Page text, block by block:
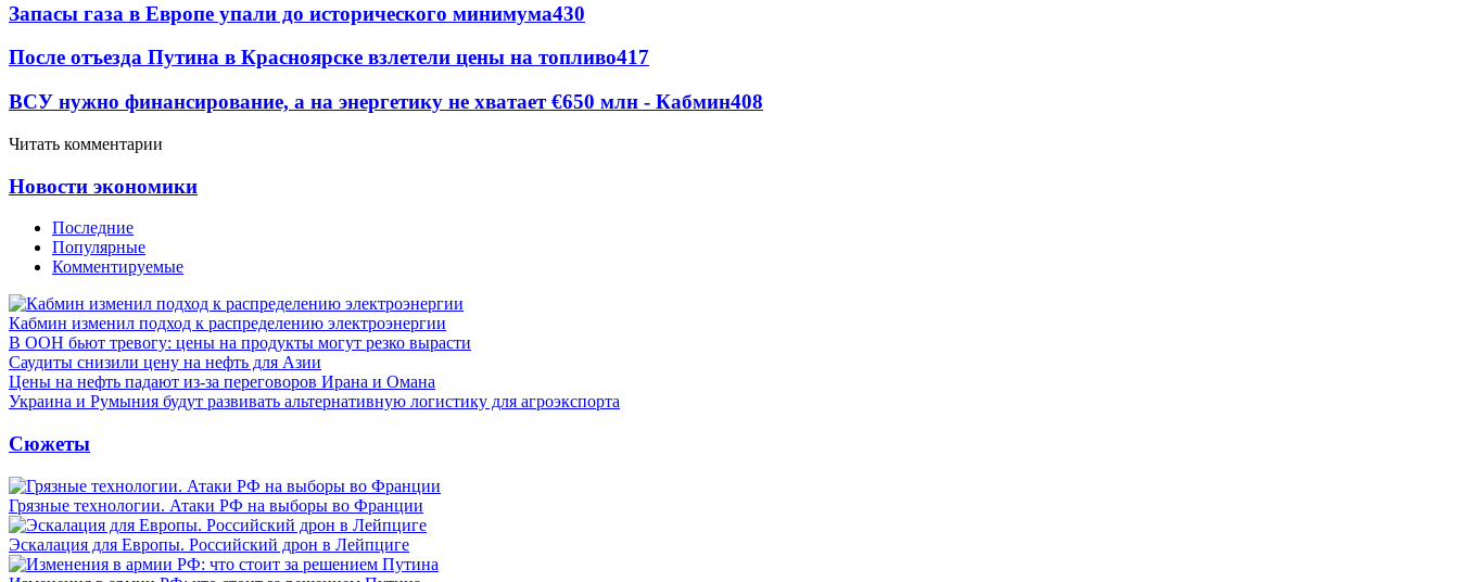
Запасы газа в Европе упали до исторического минимума430
После отъезда Путина в Красноярске взлетели цены на топливо417
ВСУ нужно финансирование, а на энергетику не хватает €650 млн - Кабмин408
Читать комментарии
Новости экономики
Последние
Популярные
Комментируемые
Кабмин изменил подход к распределению электроэнергии
В ООН бьют тревогу: цены на продукты могут резко вырасти
Саудиты снизили цену на нефть для Азии
Цены на нефть падают из-за переговоров Ирана и Омана
Украина и Румыния будут развивать альтернативную логистику для агроэкспорта
Сюжеты
Грязные технологии. Атаки РФ на выборы во Франции
Эскалация для Европы. Российский дрон в Лейпциге